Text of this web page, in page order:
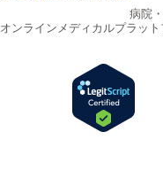
病院
オンラインメディカルプラッ